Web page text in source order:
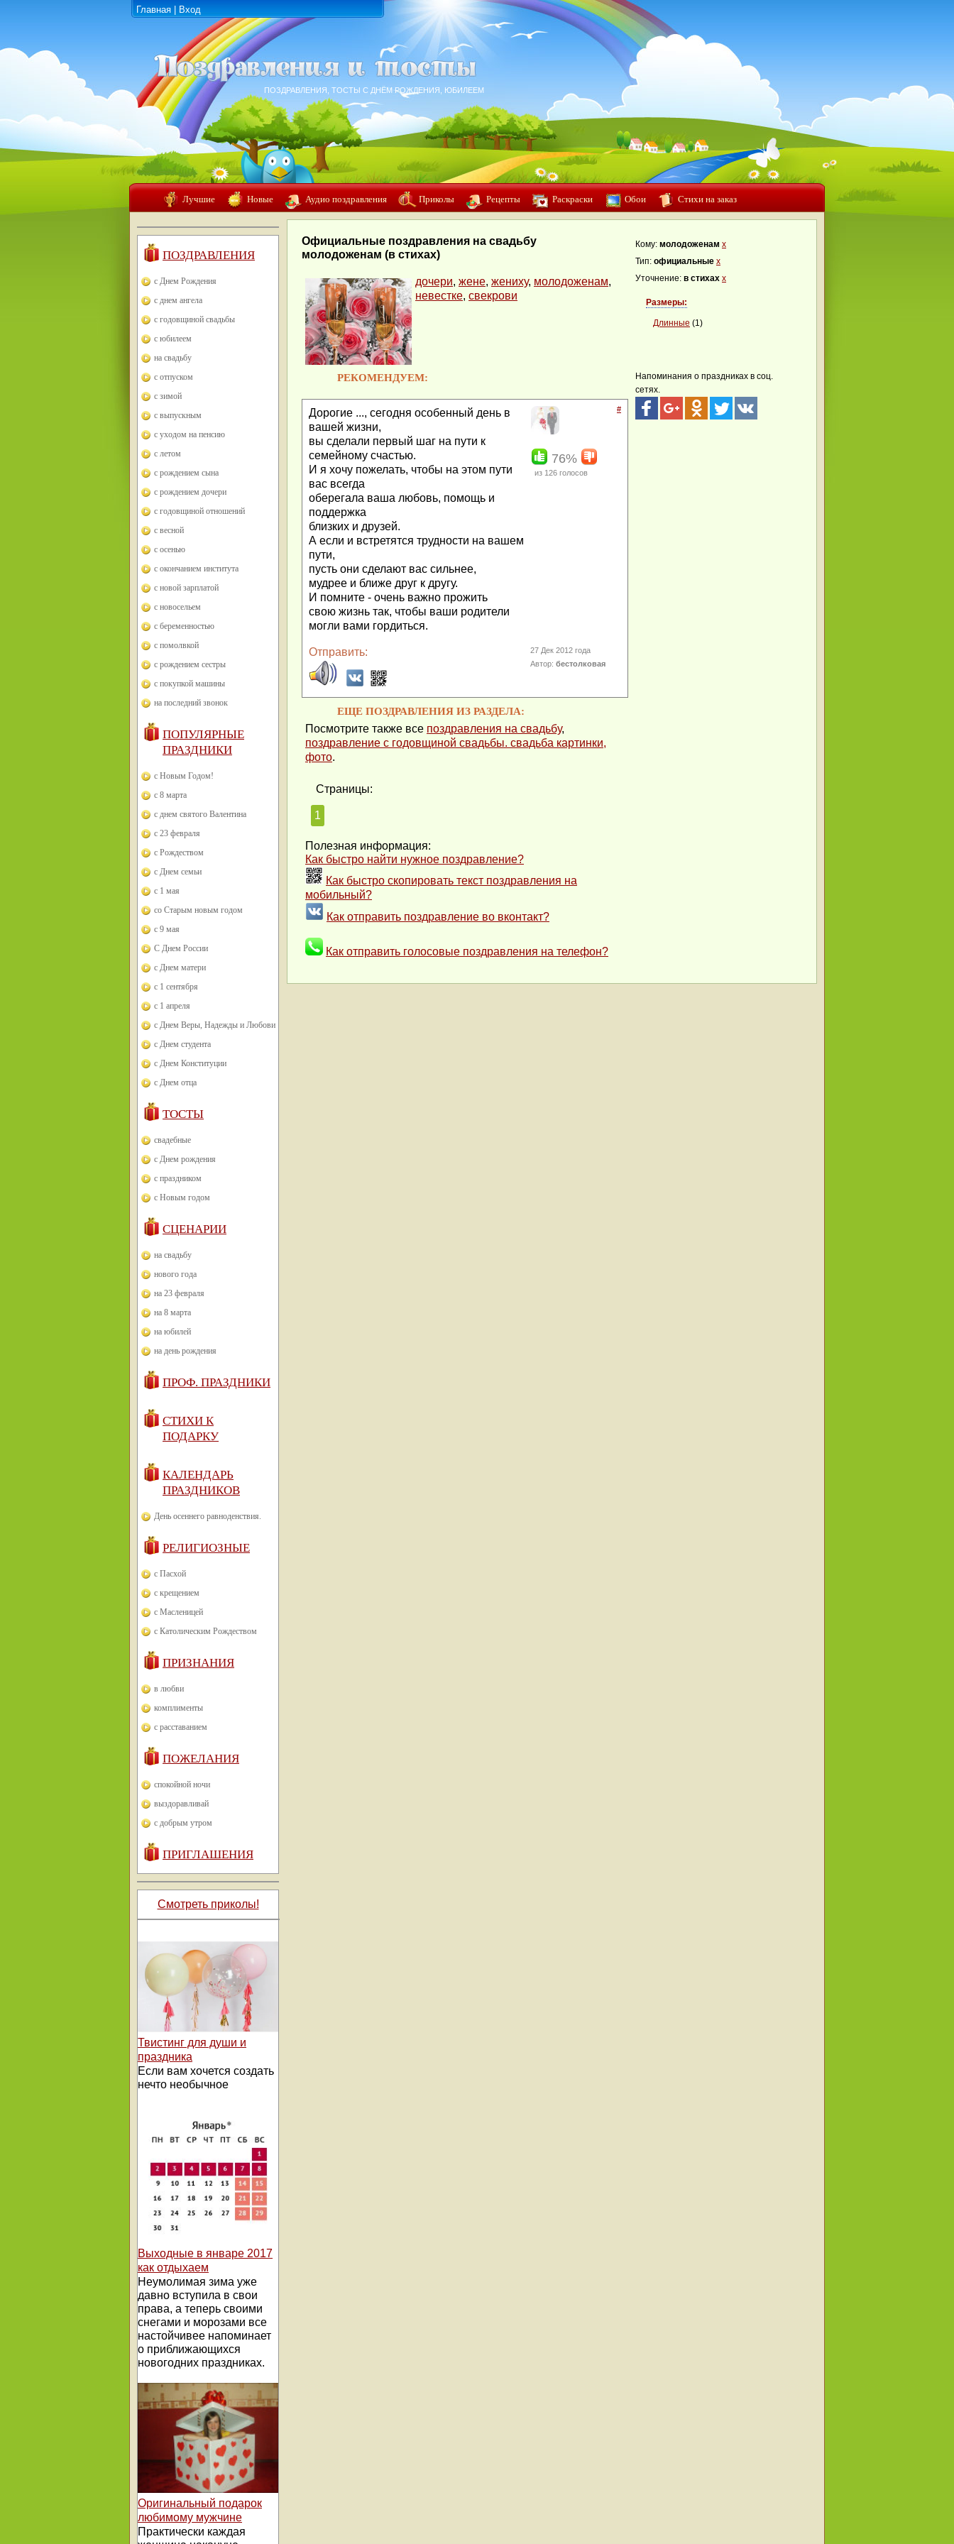
Главная Вход
ПОЗДРАВЛЕНИЯ, ТОСТЫ С ДНЁМ РОЖДЕНИЯ, ЮБИЛЕЕМ
Лучшие Новые Аудио поздравления Приколы Рецепты Раскраски Обои Стихи на заказ
ПОЗДРАВЛЕНИЯ
с Днем Рождения
с днем ангела
с годовщиной свадьбы
с юбилеем
на свадьбу
с отпуском
с зимой
с выпускным
с уходом на пенсию
с летом
с рождением сына
с рождением дочери
с годовщиной отношений
с весной
с осенью
с окончанием института
с новой зарплатой
с новосельем
с беременностью
с помолвкой
с рождением сестры
с покупкой машины
на последний звонок
ПОПУЛЯРНЫЕ
ПРАЗДНИКИ
с Новым Годом!
с 8 марта
с днем святого Валентина
с 23 февраля
с Рождеством
с Днем семьи
с 1 мая
со Старым новым годом
с 9 мая
С Днем России
с Днем матери
с 1 сентября
с 1 апреля
с Днем Веры, Надежды и Любови
с Днем студента
с Днем Конституции
с Днем отца
ТОСТЫ
свадебные
с Днем рождения
с праздником
с Новым годом
СЦЕНАРИИ
на свадьбу
нового года
на 23 февраля
на 8 марта
на юбилей
на день рождения
ПРОФ. ПРАЗДНИКИ
СТИХИ К
ПОДАРКУ
КАЛЕНДАРЬ
ПРАЗДНИКОВ
День осеннего равноденствия.
РЕЛИГИОЗНЫЕ
с Пасхой
с крещением
с Масленицей
с Католическим Рождеством
ПРИЗНАНИЯ
в любви
комплименты
с расставанием
ПОЖЕЛАНИЯ
спокойной ночи
выздоравливай
с добрым утром
ПРИГЛАШЕНИЯ
Смотреть приколы!
Твистинг для души и
праздника
Если вам хочется создать
нечто необычное
Выходные в январе 2017
как отдыхаем
Неумолимая зима уже
давно вступила в свои
права, а теперь своими
снегами и морозами все
настойчивее напоминает
о приближающихся
новогодних праздниках.
Оригинальный подарок
любимому мужчине
Практически каждая
Официальные поздравления на свадьбу
молодоженам (в стихах)
дочери, жене, жениху, молодоженам,
невестке, свекрови
РЕКОМЕНДУЕМ:
Дорогие ..., сегодня особенный день в
вашей жизни,
вы сделали первый шаг на пути к
семейному счастью.
И я хочу пожелать, чтобы на этом пути
вас всегда
оберегала ваша любовь, помощь и
поддержка
близких и друзей.
А если и встретятся трудности на вашем
пути,
пусть они сделают вас сильнее,
мудрее и ближе друг к другу.
И помните - очень важно прожить
свою жизнь так, чтобы ваши родители
могли вами гордиться.
#
76%
из 126 голосов
Отправить:
27 Дек 2012 года
Автор:бестолковая
ЕЩЕ ПОЗДРАВЛЕНИЯ ИЗ РАЗДЕЛА:
Посмотрите также все поздравления на свадьбу,
поздравление с годовщиной свадьбы. свадьба картинки,
фото.
Страницы:
1
Полезная информация:
Как быстро найти нужное поздравление?
Как быстро скопировать текст поздравления на
мобильный?
Как отправить поздравление во вконтакт?
Как отправить голосовые поздравления на телефон?
Кому: молодоженам x
Тип: официальные x
Уточнение: в стихах x
Размеры:
Длинные (1)
Напоминания о праздниках в соц.
сетях.